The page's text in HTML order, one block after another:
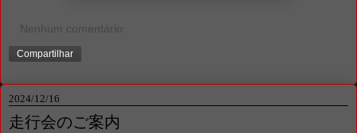
Nenhum comentário:
Compartilhar
2024/12/16
走行会のご案内